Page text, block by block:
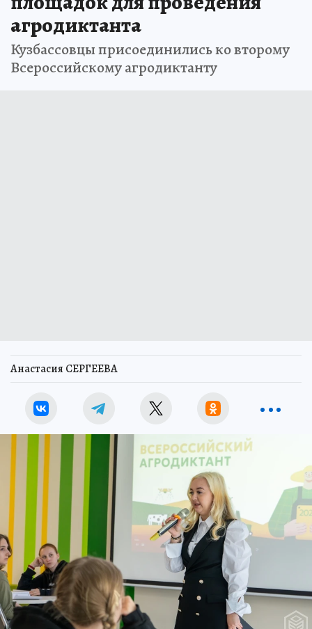
агродиктанта
Кузбассовцы присоединились ко второму
Всероссийскому агродиктанту
Анастасия СЕРГЕЕВА